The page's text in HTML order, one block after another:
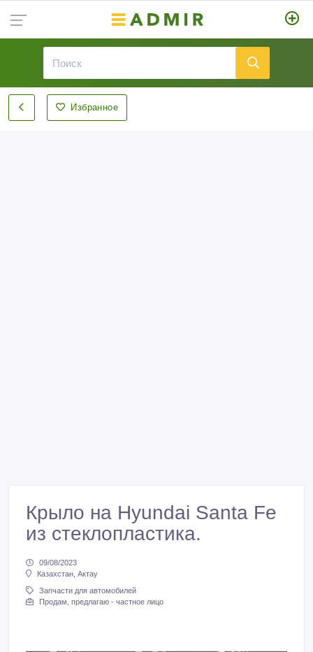
Избранное
Крыло на Hyundai Santa Fe
из стеклопластика.
09/08/2023
Казахстан, Актау
Запчасти для автомобилей
Продам, предлагаю - частное лицо